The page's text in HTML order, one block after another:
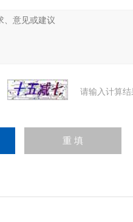
请输入计算